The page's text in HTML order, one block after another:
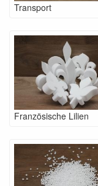
Transport
Französische Lilien